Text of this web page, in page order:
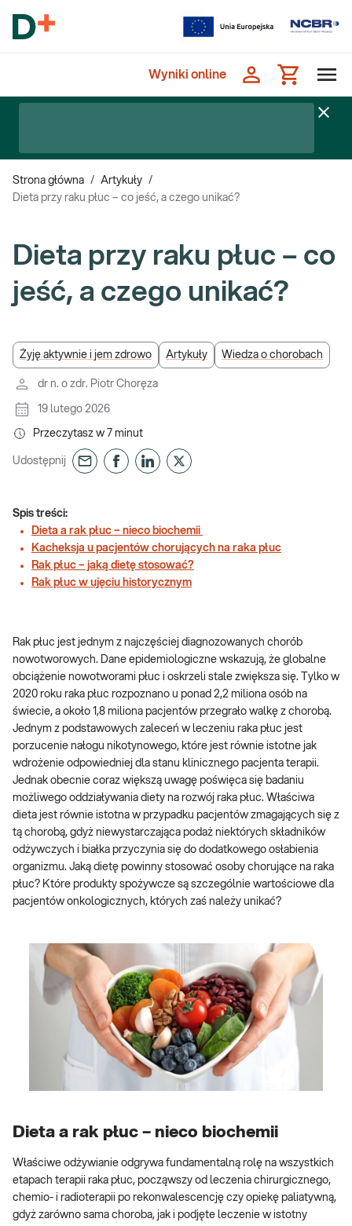
Wyniki online
Strona główna / Artykuły /
Dieta przy raku płuc – co jeść, a czego unikać?
Dieta przy raku płuc – co
jeść, a czego unikać?
Żyję aktywnie i jem zdrowo Artykuły Wiedza o chorobach
dr n. o zdr. Piotr Choręza
19 lutego 2026
Przeczytasz w 7 minut
Udostępnij
Spis treści:
Dieta a rak płuc – nieco biochemii
Kacheksja u pacjentów chorujących na raka płuc
Rak płuc – jaką dietę stosować?
Rak płuc w ujęciu historycznym
Rak płuc jest jednym z najczęściej diagnozowanych chorób
nowotworowych. Dane epidemiologiczne wskazują, że globalne
obciążenie nowotworami płuc i oskrzeli stale zwiększa się. Tylko w
2020 roku raka płuc rozpoznano u ponad 2,2 miliona osób na
świecie, a około 1,8 miliona pacjentów przegrało walkę z chorobą.
Jednym z podstawowych zaleceń w leczeniu raka płuc jest
porzucenie nałogu nikotynowego, które jest równie istotne jak
wdrożenie odpowiedniej dla stanu klinicznego pacjenta terapii.
Jednak obecnie coraz większą uwagę poświęca się badaniu
możliwego oddziaływania diety na rozwój raka płuc. Właściwa
dieta jest równie istotna w przypadku pacjentów zmagających się z
tą chorobą, gdyż niewystarczająca podaż niektórych składników
odżywczych i białka przyczynia się do dodatkowego osłabienia
organizmu. Jaką dietę powinny stosować osoby chorujące na raka
płuc? Które produkty spożywcze są szczególnie wartościowe dla
pacjentów onkologicznych, których zaś należy unikać?
Dieta a rak płuc – nieco biochemii
Właściwe odżywianie odgrywa fundamentalną rolę na wszystkich
etapach terapii raka płuc, począwszy od leczenia chirurgicznego,
chemio- i radioterapii po rekonwalescencję czy opiekę paliatywną,
gdyż zarówno sama choroba, jak i podjęte leczenie w istotny